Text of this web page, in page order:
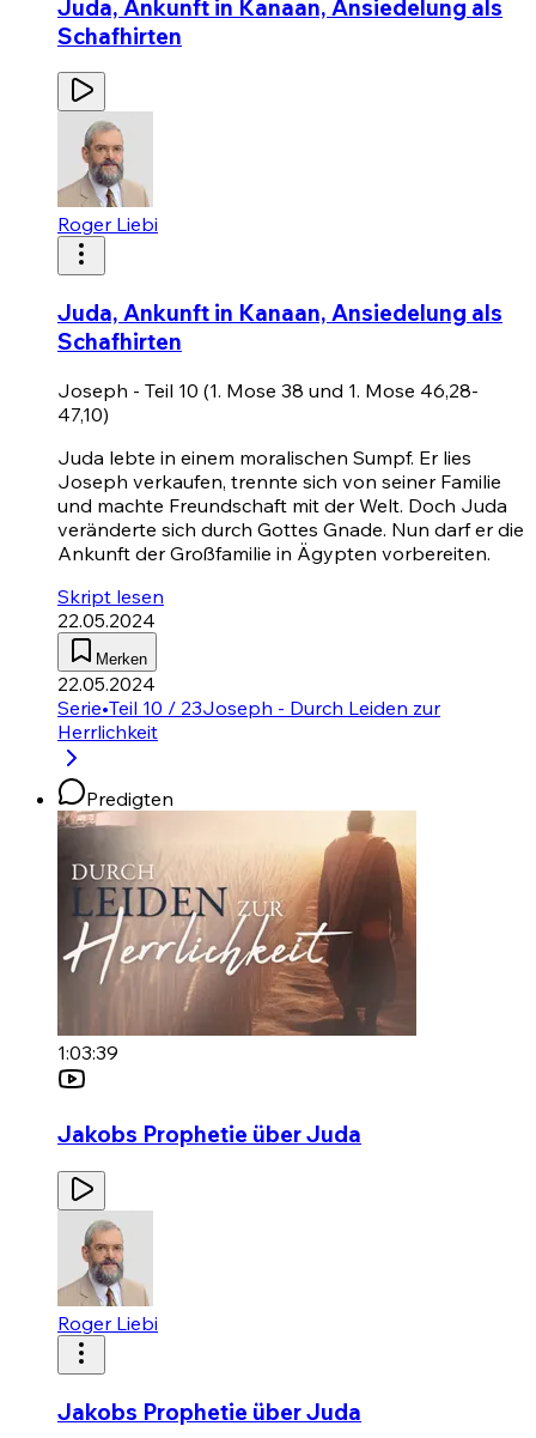
Juda, Ankunft in Kanaan, Ansiedelung als
Schafhirten
Roger Liebi
Juda, Ankunft in Kanaan, Ansiedelung als
Schafhirten
Joseph - Teil 10 (1. Mose 38 und 1. Mose 46,28-
47,10)
Juda lebte in einem moralischen Sumpf. Er lies
Joseph verkaufen, trennte sich von seiner Familie
und machte Freundschaft mit der Welt. Doch Juda
veränderte sich durch Gottes Gnade. Nun darf er die
Ankunft der Großfamilie in Ägypten vorbereiten.
Skript lesen
22.05.2024
Merken
22.05.2024
Serie•Teil 10 / 23Joseph - Durch Leiden zur
Herrlichkeit
Predigten
1:03:39
Jakobs Prophetie über Juda
Roger Liebi
Jakobs Prophetie über Juda